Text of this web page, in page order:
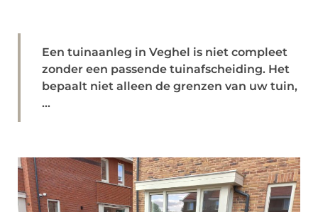
Een tuinaanleg in Veghel is niet compleet
zonder een passende tuinafscheiding. Het
bepaalt niet alleen de grenzen van uw tuin,
...